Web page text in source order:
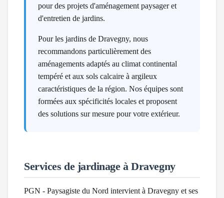
pour des projets d'aménagement paysager et
d'entretien de jardins.
Pour les jardins de Dravegny, nous
recommandons particulièrement des
aménagements adaptés au climat continental
tempéré et aux sols calcaire à argileux
caractéristiques de la région. Nos équipes sont
formées aux spécificités locales et proposent
des solutions sur mesure pour votre extérieur.
Services de jardinage àDravegny
PGN - Paysagiste du Nord intervient à Dravegny et ses